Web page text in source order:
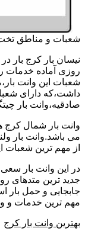
شعبات و مناطق
نیسان بار کرج بار
روزی آماده خدمات
شعبات این وانت
داشت،که دارای
صادقیه،وانت بار
وانت بار شمال کرج
می باشد.وانت بار
از مهم ترین شعبات
در این وانت بار
جدید ترین متدهای
جابجایی و حمل بار
مهم ترین خدمات و
بهترین وانت بار کرج